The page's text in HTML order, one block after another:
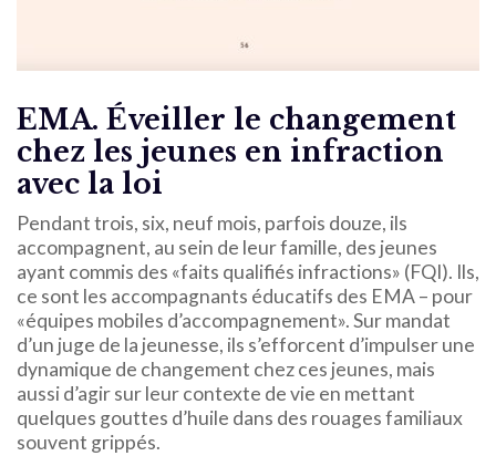
EMA. Éveiller le changement
chez les jeunes en infraction
avec la loi
Pendant trois, six, neuf mois, parfois douze, ils
accompagnent, au sein de leur famille, des jeunes
ayant commis des «faits qualifiés infractions» (FQI). Ils,
ce sont les accompagnants éducatifs des EMA – pour
«équipes mobiles d’accompagnement». Sur mandat
d’un juge de la jeunesse, ils s’efforcent d’impulser une
dynamique de changement chez ces jeunes, mais
aussi d’agir sur leur contexte de vie en mettant
quelques gouttes d’huile dans des rouages familiaux
souvent grippés.